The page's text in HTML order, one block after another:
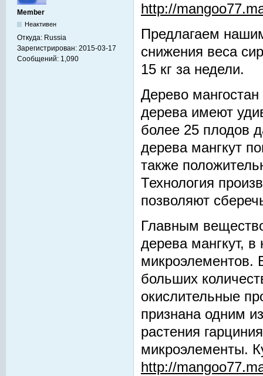
Member
Неактивен
Откуда: Russia
Зарегистрирован: 2015-03-17
Сообщений: 1,090
http://
Предлагаем
снижения веса
15 кг за недели.
Дерево
дерева имеют
более 25 плодов
дерева мангкут
также
Технология
позволяют
Главным
дерева мангкут,
микроэлементов.
больших
окислительные
признана одним
растения
микроэлементы.
http://